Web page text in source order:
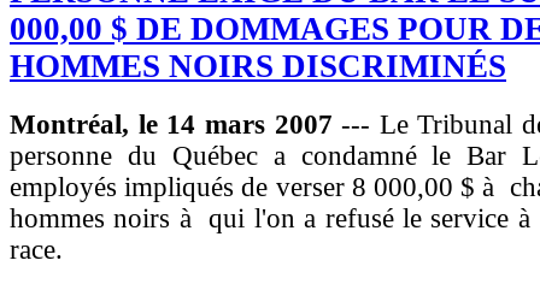
000,00 $ DE DOMMAGES POUR
HOMMES NOIRS DISCRIMINÉS
Montréal, le 14 mars 2007 --- Le Tribunal
personne du Québec a condamné le Bar
employés impliqués de verser 8 000,00 $ à
hommes noirs à qui l'on a refusé le service à
race.